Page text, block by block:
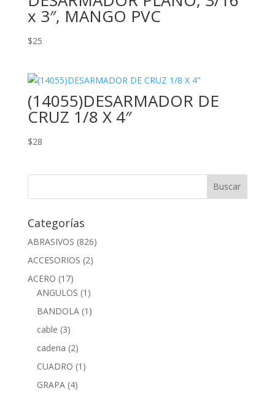
x 3″, MANGO PVC
$25
(14055)DESARMADOR DE
CRUZ 1/8 X 4″
$28
Categorías
ABRASIVOS (826)
ACCESORIOS (2)
ACERO (17)
ANGULOS (1)
BANDOLA (1)
cable (3)
cadena (2)
CUADRO (1)
GRAPA (4)